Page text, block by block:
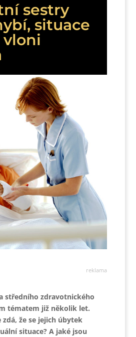
sestry
situace
vloni
reklama
středního zdravotnického
tématem již několik let.
zdá, že se jejich úbytek
situace? A jaké jsou